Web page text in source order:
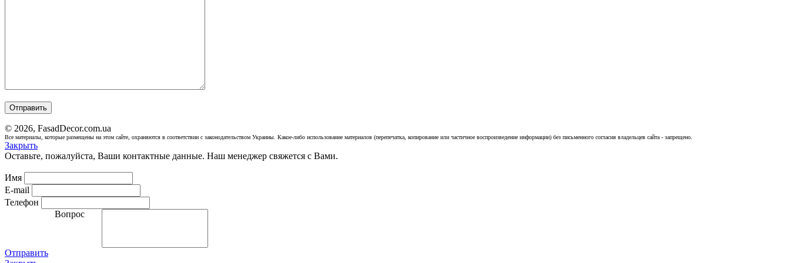
© 2026, FasadDecor.com.ua
Все материалы, которые размещены на этом сайте, охраняются в соответствии с законодательством Украины. Какое-либо использование материалов (перепечатка, копирование или частичное воспроизведение информации) без письменного согласия владельцев сайта - запрещено.
Закрыть
Оставьте, пожалуйста, Ваши контактные данные. Наш менеджер свяжется с Вами.
Имя
E-mail
Телефон
Вопрос
Отправить